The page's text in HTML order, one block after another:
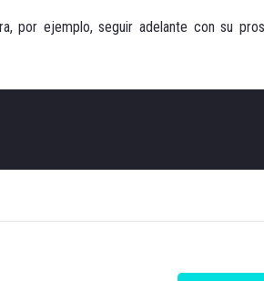
por ejemplo, seguir adelante con su